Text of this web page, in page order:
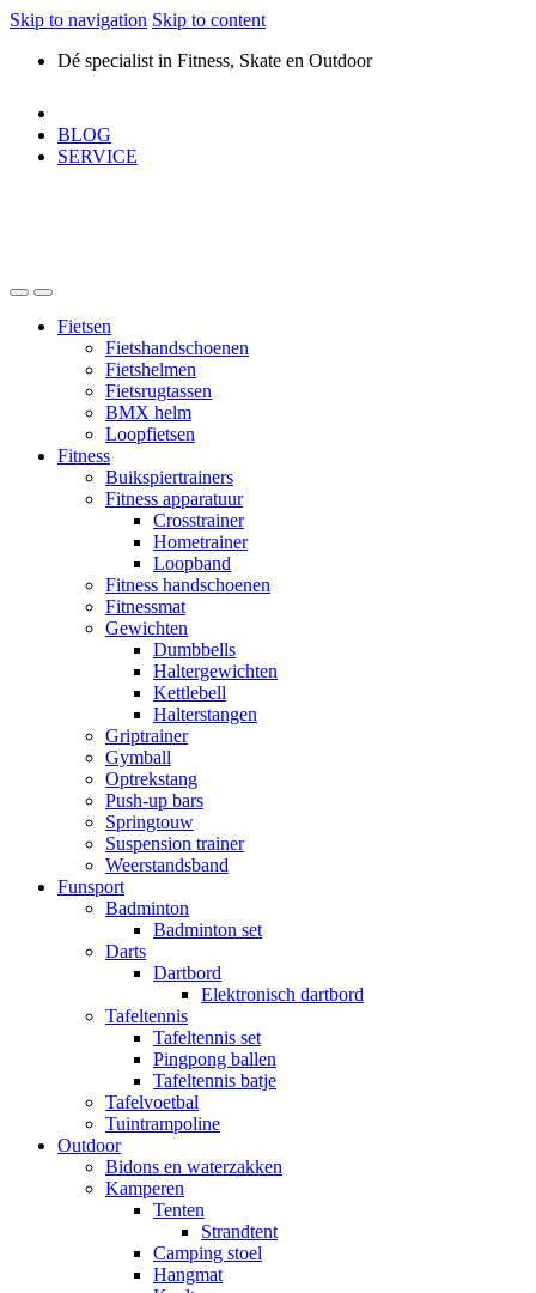
Skip to navigation Skip to content
Dé specialist in Fitness, Skate en Outdoor
BLOG
SERVICE
Fietsen
Fietshandschoenen
Fietshelmen
Fietsrugtassen
BMX helm
Loopfietsen
Fitness
Buikspiertrainers
Fitness apparatuur
Crosstrainer
Hometrainer
Loopband
Fitness handschoenen
Fitnessmat
Gewichten
Dumbbells
Haltergewichten
Kettlebell
Halterstangen
Griptrainer
Gymball
Optrekstang
Push-up bars
Springtouw
Suspension trainer
Weerstandsband
Funsport
Badminton
Badminton set
Darts
Dartbord
Elektronisch dartbord
Tafeltennis
Tafeltennis set
Pingpong ballen
Tafeltennis batje
Tafelvoetbal
Tuintrampoline
Outdoor
Bidons en waterzakken
Kamperen
Tenten
Strandtent
Camping stoel
Hangmat